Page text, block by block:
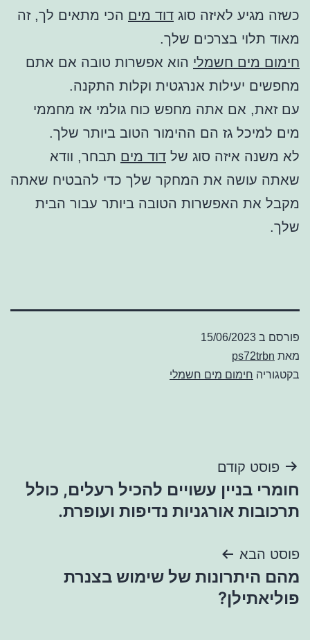
כשזה מגיע לאיזה סוג דוד מים הכי מתאים לך, זה
מאוד תלוי בצרכים שלך.
חימום מים חשמלי הוא אפשרות טובה אם אתם
מחפשים יעילות אנרגטית וקלות התקנה.
עם זאת, אם אתה מחפש כוח גולמי אז מחממי
מים למיכל גז הם ההימור הטוב ביותר שלך.
לא משנה איזה סוג של דוד מים תבחר, וודא
שאתה עושה את המחקר שלך כדי להבטיח שאתה
מקבל את האפשרות הטובה ביותר עבור הבית
שלך.
פורסם ב 15/06/2023
מאת ps72trbn
בקטגוריה חימום מים חשמלי
ניווט
פוסט קודם
חומרי בניין עשויים להכיל רעלים, כולל
תרכובות אורגניות נדיפות ועופרת.
פוסט הבא
מהם היתרונות של שימוש בצנרת
פוליאתילן?